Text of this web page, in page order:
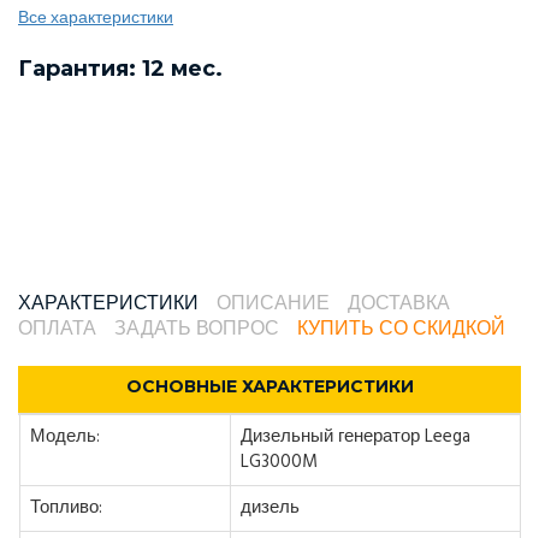
Все характеристики
Гарантия: 12 мес.
ХАРАКТЕРИСТИКИ ОПИСАНИЕ
ДОСТАВКА
ОПЛАТА
ЗАДАТЬ ВОПРОС КУПИТЬ СО СКИДКОЙ
ОСНОВНЫЕ ХАРАКТЕРИСТИКИ
Модель:
Дизельный генератор Leega
LG3000M
Топливо:
дизель